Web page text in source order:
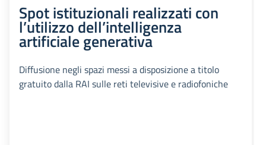
Spot istituzionali realizzati con
l’utilizzo dell’intelligenza
artificiale generativa
Diffusione negli spazi messi a disposizione a titolo
gratuito dalla RAI sulle reti televisive e radiofoniche